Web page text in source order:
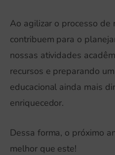
Ao agilizar o processo de
contribuem para o
nossas atividades
recursos e preparando
educacional ainda mais
enriquecedor.
Dessa forma, o próximo
melhor que este!